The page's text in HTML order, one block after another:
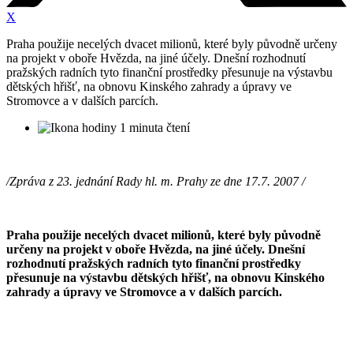
X
Praha použije necelých dvacet milionů, které byly původně určeny
na projekt v oboře Hvězda, na jiné účely. Dnešní rozhodnutí
pražských radních tyto finanční prostředky přesunuje na výstavbu
dětských hřišť, na obnovu Kinského zahrady a úpravy ve
Stromovce a v dalších parcích.
1 minuta čtení
/Zpráva z 23. jednání Rady hl. m. Prahy ze dne 17.7. 2007 /
Praha použije necelých dvacet milionů, které byly původně
určeny na projekt v oboře Hvězda, na jiné účely. Dnešní
rozhodnutí pražských radních tyto finanční prostředky
přesunuje na výstavbu dětských hřišť, na obnovu Kinského
zahrady a úpravy ve Stromovce a v dalších parcích.